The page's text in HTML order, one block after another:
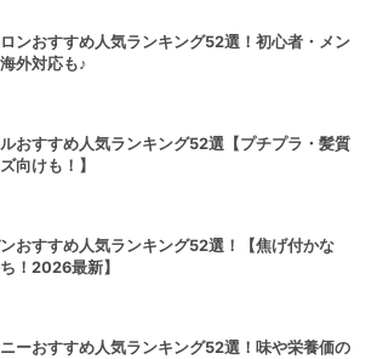
ンおすすめ人気ランキング52選！初心者・メン
外対応も♪
おすすめ人気ランキング52選【プチプラ・髪質
向けも！】
おすすめ人気ランキング52選！【焦げ付かな
！2026最新】
ーおすすめ人気ランキング52選！味や栄養価の